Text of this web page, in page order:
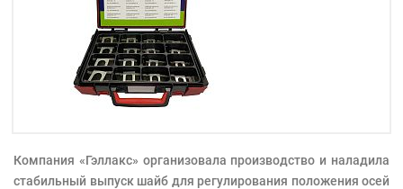
Компания «Гэллакс» организовала производство и наладила
стабильный выпуск шайб для регулирования положения осей